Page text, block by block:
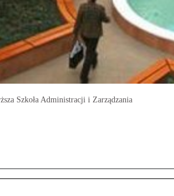
Szkoła Administracji i Zarządzania